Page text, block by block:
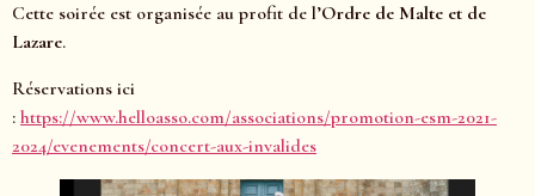
Cette soirée est organisée au profit de l’Ordre de Malte et de
Lazare.
Réservations ici
: https://www.helloasso.com/associations/promotion-esm-2021-
2024/evenements/concert-aux-invalides